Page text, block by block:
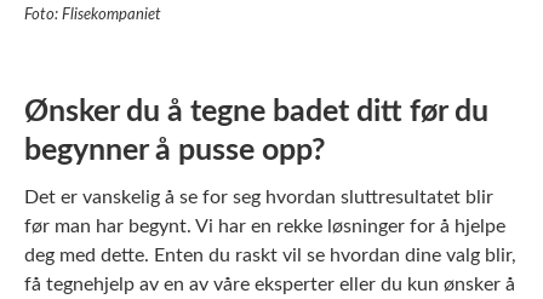
Foto: Flisekompaniet
Ønsker du å tegne badet ditt før du
begynner å pusse opp?
Det er vanskelig å se for seg hvordan sluttresultatet blir
før man har begynt. Vi har en rekke løsninger for å hjelpe
deg med dette. Enten du raskt vil se hvordan dine valg blir,
få tegnehjelp av en av våre eksperter eller du kun ønsker å